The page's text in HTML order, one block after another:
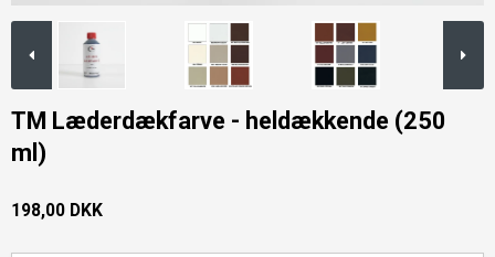
TM Læderdækfarve - heldækkende (250
ml)
198,00 DKK